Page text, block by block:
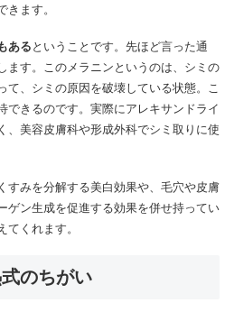
ます。
あるということです。先ほど言った通
ます。このメラニンというのは、シミの
て、シミの原因を破壊している状態。こ
できるのです。実際にアレキサンドライ
、美容皮膚科や形成外科でシミ取りに使
すみを分解する美白効果や、毛穴や皮膚
ゲン生成を促進する効果を併せ持ってい
くれます。
のちがい